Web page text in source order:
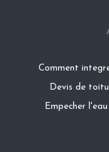
Comment
Devis de
Empecher